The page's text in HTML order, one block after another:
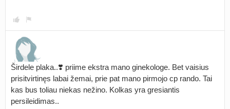
Širdele plaka..❣️ priime ekstra mano ginekologe. Bet vaisius
prisitvirtinęs labai žemai, prie pat mano pirmojo cp rando. Tai
kas bus toliau niekas nežino. Kolkas yra gresiantis
persileidimas..